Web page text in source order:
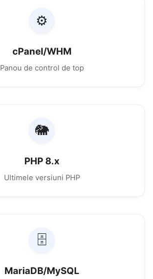
⚙️
cPanel/WHM
Panou de control de top
🐘
PHP 8.x
Ultimele versiuni PHP
🗄️
MariaDB/MySQL